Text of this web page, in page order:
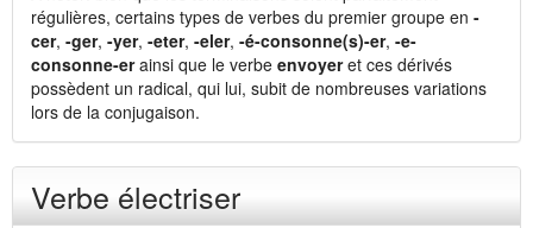
régulières, certains types de verbes du premier groupe en -
cer, -ger, -yer, -eter, -eler, -é-consonne(s)-er, -e-
consonne-erainsi que le verbe envoyeret ces dérivés
possèdent un radical, qui lui, subit de nombreuses variations
lors de la conjugaison.
Verbe électriser